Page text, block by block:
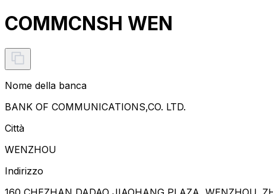
COMMCNSH WEN
Nome della banca
BANK OF COMMUNICATIONS,CO. LTD.
Città
WENZHOU
Indirizzo